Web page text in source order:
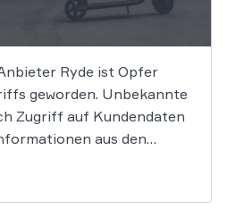
Ryde ist Opfer
geworden. Unbekannte
Zugriff auf Kundendaten
aus den
für Betroffene hat, ist
vollständig absehbar. Der